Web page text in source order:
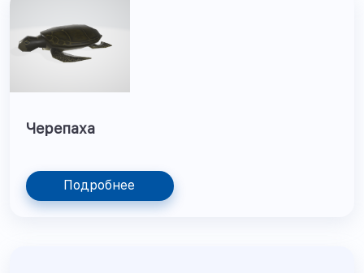
Черепаха
Подробнее